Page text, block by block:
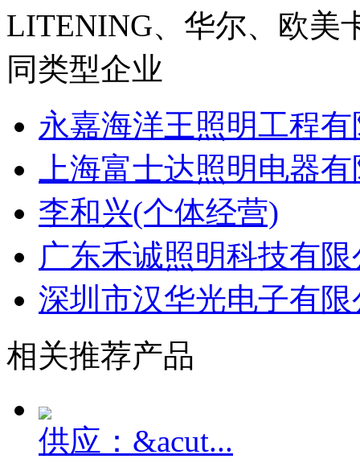
LITENING、华尔、欧美
同类型企业
永嘉海洋王照明工程
上海富士达照明电器
李和兴(个体经营)
广东禾诚照明科技有
深圳市汉华光电子有限
相关推荐产品
供应：&acut...